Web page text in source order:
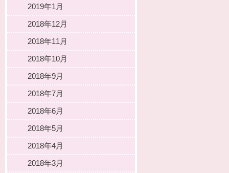
2019年1月
2018年12月
2018年11月
2018年10月
2018年9月
2018年7月
2018年6月
2018年5月
2018年4月
2018年3月